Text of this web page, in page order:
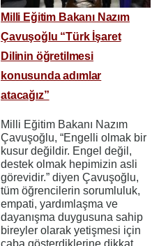
Milli Eğitim Bakanı Nazım
Çavuşoğlu “Türk İşaret
Dilinin öğretilmesi
konusunda adımlar
atacağız”
Milli Eğitim Bakanı Nazım
Çavuşoğlu, “Engelli olmak bir
kusur değildir. Engel değil,
destek olmak hepimizin asli
görevidir.” diyen Çavuşoğlu,
tüm öğrencilerin sorumluluk,
empati, yardımlaşma ve
dayanışma duygusuna sahip
bireyler olarak yetişmesi için
çaba gösterdiklerine dikkat